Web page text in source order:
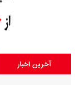
آخرین اخبار